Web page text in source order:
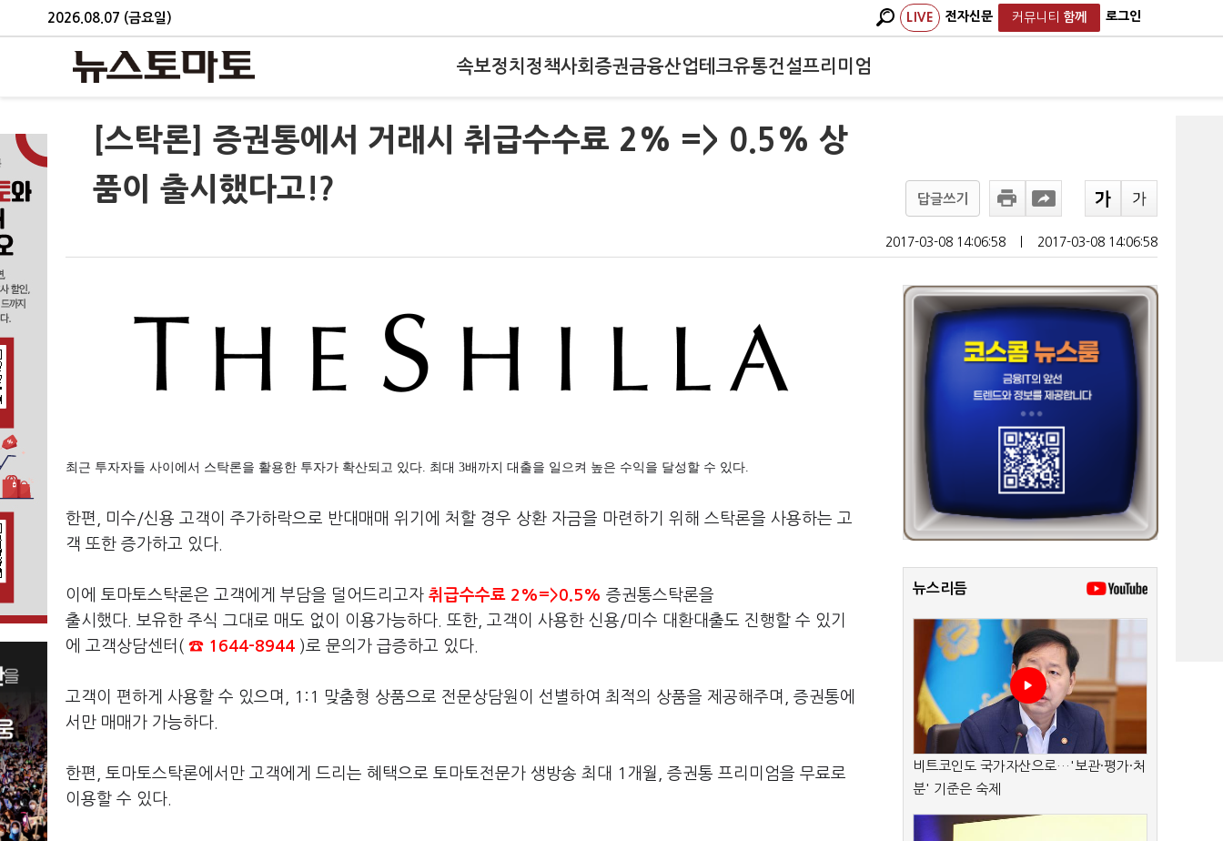
2026.08.07 (금요일) LIVE 전자신문 커뮤니티 함께 로그인
속보정치 정책사회 증권금융산업테크유통건설프리미엄
[스탁론] 증권통에서 거래시 취급수수료 2% => 0.5% 상
품이 출시했다고!?
답글쓰기
2017-03-08 14:06:58 2017-03-08 14:06:58
최근 투자자들 사이에서 스탁론을 활용한 투자가 확산되고 있다. 최대 3배까지 대출을 일으켜 높은 수익을 달성할 수 있다.
한편, 미수/신용 고객이 주가하락으로 반대매매 위기에 처할 경우 상환 자금을 마련하기 위해 스탁론을 사용하는 고
객 또한 증가하고 있다.
이에 토마토스탁론은 고객에게 부담을 덜어드리고자 취급수수료 2%=>0.5% 증권통스탁론을
출시했다. 보유한 주식 그대로 매도 없이 이용가능하다. 또한, 고객이 사용한 신용/미수 대환대출도 진행할 수 있기
에 고객상담센터( ☎ 1644-8944 )로 문의가 급증하고 있다.
고객이 편하게 사용할 수 있으며, 1:1 맞춤형 상품으로 전문상담원이 선별하여 최적의 상품을 제공해주며, 증권통에
서만 매매가 가능하다.
한편, 토마토스탁론에서만 고객에게 드리는 혜택으로 토마토전문가 생방송 최대 1개월, 증권통 프리미엄을 무료로
이용할 수 있다.
뉴스리듬
비트코인도 국가자산으로…'보관·평가·처
분' 기준은 숙제